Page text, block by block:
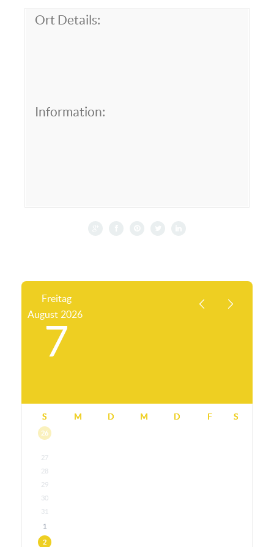
Ort Details:
Information:
Freitag
August 2026
7
S M D M D F S
26
27
28
29
30
31
1
2